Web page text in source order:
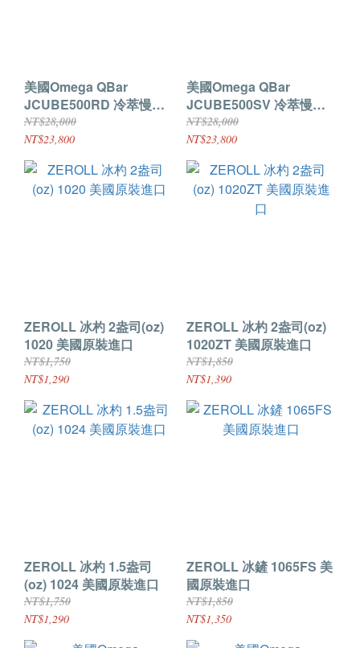
美國Omega QBar
JCUBE500RD 冷萃慢磨
機
NT$28,000
NT$23,800
美國Omega QBar
JCUBE500SV 冷萃慢磨
機
NT$28,000
NT$23,800
ZEROLL 冰杓 2盎司(oz)
1020 美國原裝進口
NT$1,750
NT$1,290
ZEROLL 冰杓 2盎司(oz)
1020ZT 美國原裝進口
NT$1,850
NT$1,390
ZEROLL 冰杓 1.5盎司
(oz) 1024 美國原裝進口
NT$1,750
NT$1,290
ZEROLL 冰鏟 1065FS 美
國原裝進口
NT$1,850
NT$1,350